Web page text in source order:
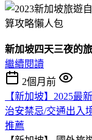
新加坡四天三夜的
繼續閱讀
2個月前
【新加坡】2025最
治安禁忌/交通出入
推薦